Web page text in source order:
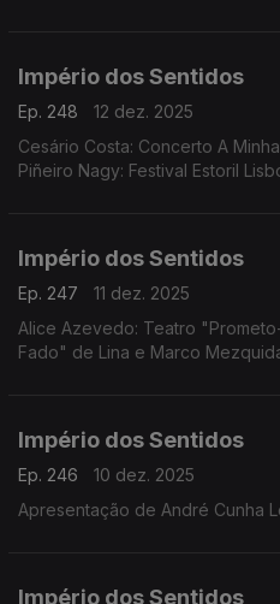
Império dos Sentidos
Ep. 248
12 dez. 2025
Cesário Costa: Concerto A
Piñeiro Nagy: Festival Estoril
Império dos Sentidos
Ep. 247
11 dez. 2025
Alice Azevedo: Teatro
Fado" de Lina e Marco
Império dos Sentidos
Ep. 246
10 dez. 2025
Apresentação de André Cunha
Império dos Sentidos